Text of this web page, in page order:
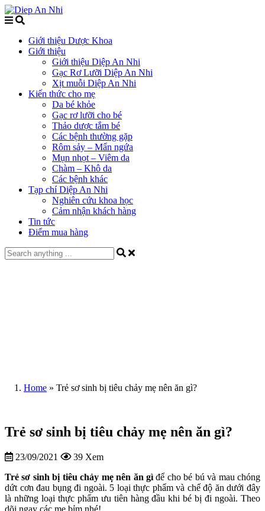
Giới thiệu Dược Khoa
Giới thiệu
Giới thiệu Diệp An Nhi
Gạc Rơ Lưỡi Diệp An Nhi
Xịt muỗi Diệp An Nhi
Kiến thức cho mẹ
Da bé khỏe
Gạc rơ lưỡi cho bé
Thảo dược tắm bé
Các bệnh thường gặp
Rôm sảy – Mẩn ngứa
Mụn nhọt – Viêm da
Chàm – Khô da
Các bệnh khác
Tạp chí Diệp An Nhi
Nghiên cứu khoa học
Cảm nhận khách hàng
Tin tức
Điểm mua hàng
Home » Trẻ sơ sinh bị tiêu chảy mẹ nên ăn gì?
Trẻ sơ sinh bị tiêu chảy mẹ nên ăn gì?
23/09/2021 39 Xem
Trẻ sơ sinh bị tiêu chảy mẹ nên ăn gìđể cho bé bú và mau chóng
dứt cơn đau bụng đi ngoài. 5 loại thực phẩm và chế độ ăn dưới đây
là những loại thực phẩm ưu tiên hàng đầu khi bé bị đi ngoài. Theo
dõi ngay các mẹ bỉm nhé!